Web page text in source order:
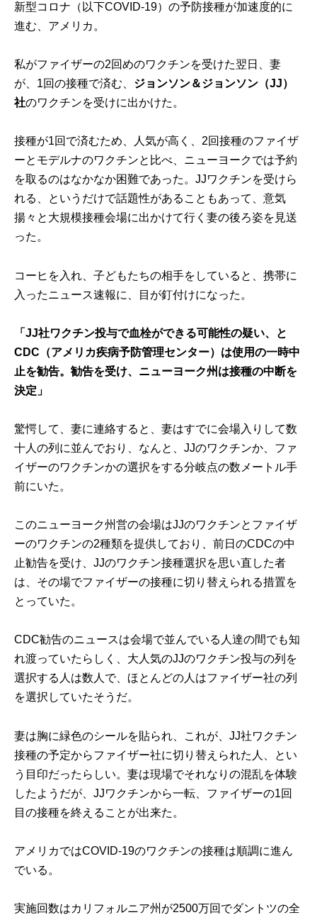
新型コロナ（以下COVID-19）の予防接種が加速度的に
進む、アメリカ。
私がファイザーの2回めのワクチンを受けた翌日、妻
が、1回の接種で済む、 ジョンソン＆ジョンソン（JJ）
社のワクチンを受けに出かけた。
接種が1回で済むため、人気が高く、2回接種のファイザ
ーとモデルナのワクチンと比べ、ニューヨークでは予約
を取るのはなかなか困難であった。JJワクチンを受けら
れる、というだけで話題性があることもあって、意気
揚々と大規模接種会場に出かけて行く妻の後ろ姿を見送
った。
コーヒを入れ、子どもたちの相手をしていると、携帯に
入ったニュース速報に、目が釘付けになった。
「JJ社ワクチン投与で血栓ができる可能性の疑い、と
CDC（アメリカ疾病予防管理センター）は使用の一時中
止を勧告。勧告を受け、ニューヨーク州は接種の中断を
決定」
驚愕して、妻に連絡すると、妻はすでに会場入りして数
十人の列に並んでおり、なんと、JJのワクチンか、ファ
イザーのワクチンかの選択をする分岐点の数メートル手
前にいた。
このニューヨーク州営の会場はJJのワクチンとファイザ
ーのワクチンの2種類を提供しており、前日のCDCの中
止勧告を受け、JJのワクチン接種選択を思い直した者
は、その場でファイザーの接種に切り替えられる措置を
とっていた。
CDC勧告のニュースは会場で並んでいる人達の間でも知
れ渡っていたらしく、大人気のJJのワクチン投与の列を
選択する人は数人で、ほとんどの人はファイザー社の列
を選択していたそうだ。
妻は胸に緑色のシールを貼られ、これが、JJ社ワクチン
接種の予定からファイザー社に切り替えられた人、とい
う目印だったらしい。妻は現場でそれなりの混乱を体験
したようだが、JJワクチンから一転、ファイザーの1回
目の接種を終えることが出来た。
アメリカではCOVID-19のワクチンの接種は順調に進ん
でいる。
実施回数はカリフォルニア州が2500万回でダントツの全